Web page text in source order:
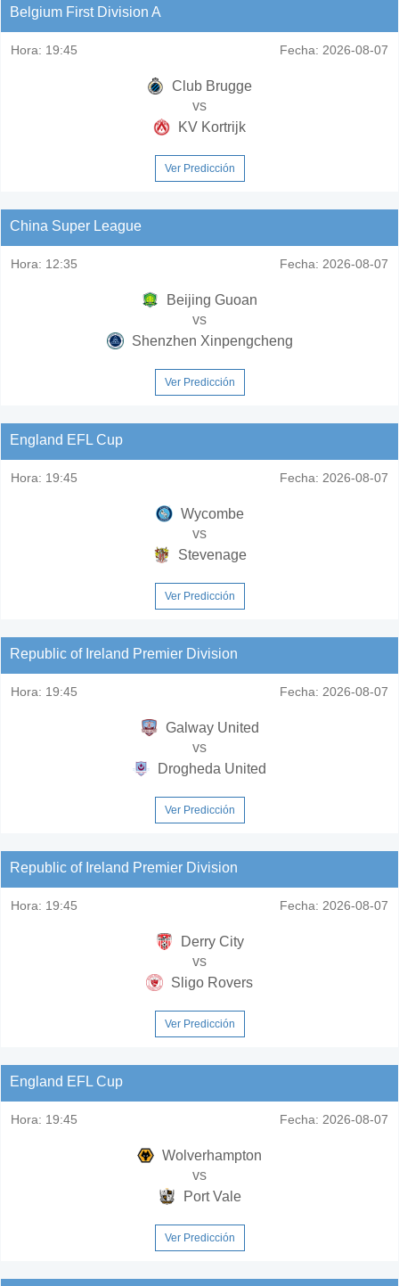
Belgium First Division A
Hora: 19:45 Fecha: 2026-08-07
Club Brugge
vs
KV Kortrijk
Ver Predicción
China Super League
Hora: 12:35 Fecha: 2026-08-07
Beijing Guoan
vs
Shenzhen Xinpengcheng
Ver Predicción
England EFL Cup
Hora: 19:45 Fecha: 2026-08-07
Wycombe
vs
Stevenage
Ver Predicción
Republic of Ireland Premier Division
Hora: 19:45 Fecha: 2026-08-07
Galway United
vs
Drogheda United
Ver Predicción
Republic of Ireland Premier Division
Hora: 19:45 Fecha: 2026-08-07
Derry City
vs
Sligo Rovers
Ver Predicción
England EFL Cup
Hora: 19:45 Fecha: 2026-08-07
Wolverhampton
vs
Port Vale
Ver Predicción